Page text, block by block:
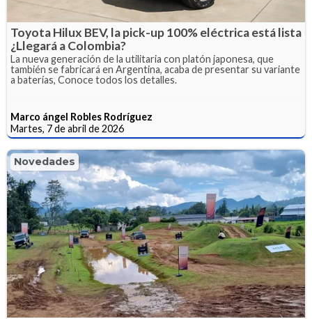
Toyota Hilux BEV, la pick-up 100% eléctrica está lista
¿Llegará a Colombia?
La nueva generación de la utilitaria con platón japonesa, que
también se fabricará en Argentina, acaba de presentar su variante
a baterías, Conoce todos los detalles.
Marco ángel Robles Rodríguez
Martes, 7 de abril de 2026
Novedades